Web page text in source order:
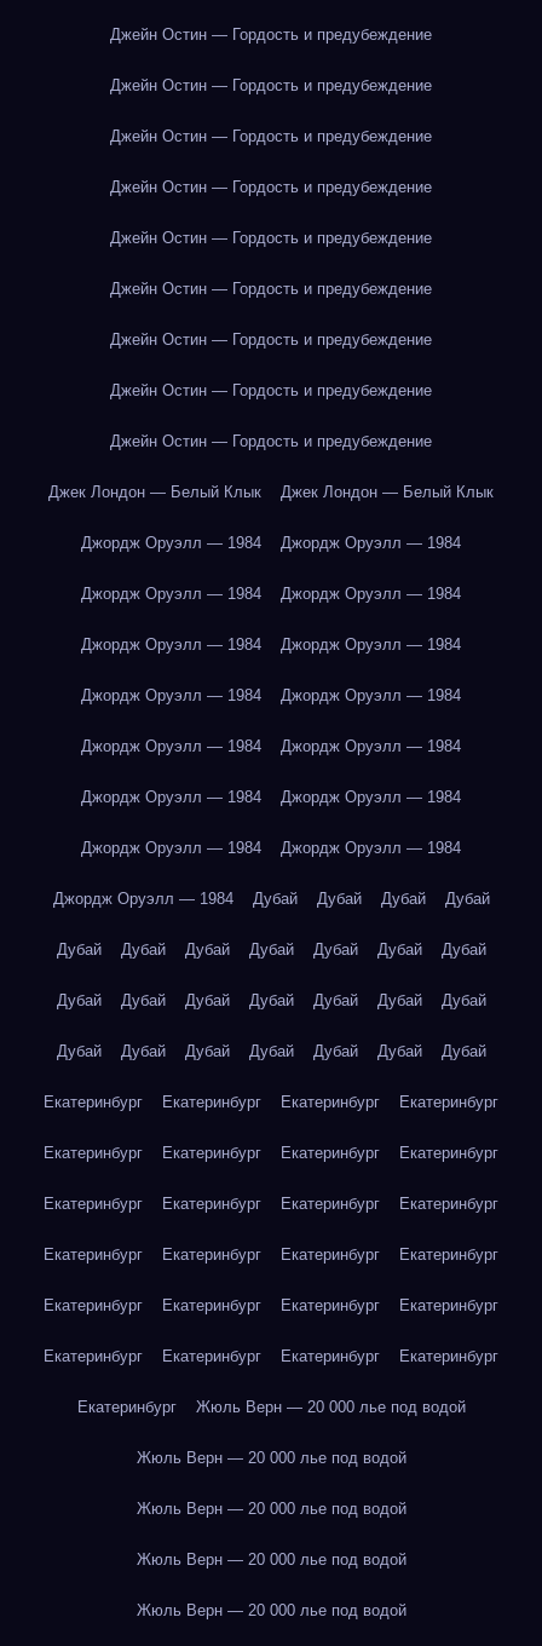
Джейн Остин — Гордость и предубеждение
Джейн Остин — Гордость и предубеждение
Джейн Остин — Гордость и предубеждение
Джейн Остин — Гордость и предубеждение
Джейн Остин — Гордость и предубеждение
Джейн Остин — Гордость и предубеждение
Джейн Остин — Гордость и предубеждение
Джейн Остин — Гордость и предубеждение
Джейн Остин — Гордость и предубеждение
Джек Лондон — Белый Клык Джек Лондон — Белый Клык
Джордж Оруэлл — 1984 Джордж Оруэлл — 1984
Джордж Оруэлл — 1984 Джордж Оруэлл — 1984
Джордж Оруэлл — 1984 Джордж Оруэлл — 1984
Джордж Оруэлл — 1984 Джордж Оруэлл — 1984
Джордж Оруэлл — 1984 Джордж Оруэлл — 1984
Джордж Оруэлл — 1984 Джордж Оруэлл — 1984
Джордж Оруэлл — 1984 Джордж Оруэлл — 1984
Джордж Оруэлл — 1984 Дубай Дубай Дубай Дубай
Дубай Дубай Дубай Дубай Дубай Дубай Дубай
Дубай Дубай Дубай Дубай Дубай Дубай Дубай
Дубай Дубай Дубай Дубай Дубай Дубай Дубай
Екатеринбург Екатеринбург Екатеринбург Екатеринбург
Екатеринбург Екатеринбург Екатеринбург Екатеринбург
Екатеринбург Екатеринбург Екатеринбург Екатеринбург
Екатеринбург Екатеринбург Екатеринбург Екатеринбург
Екатеринбург Екатеринбург Екатеринбург Екатеринбург
Екатеринбург Екатеринбург Екатеринбург Екатеринбург
Екатеринбург Жюль Верн — 20 000 лье под водой
Жюль Верн — 20 000 лье под водой
Жюль Верн — 20 000 лье под водой
Жюль Верн — 20 000 лье под водой
Жюль Верн — 20 000 лье под водой